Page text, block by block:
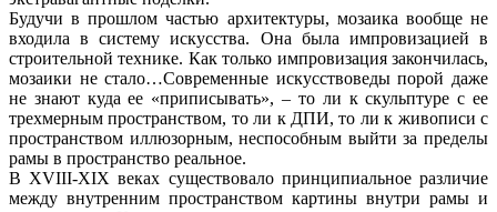
Будучи в прошлом частью архитектуры, мозаика вообще не
входила в систему искусства. Она была импровизацией в
строительной технике. Как только импровизация закончилась,
мозаики не стало…Современные искусствоведы порой даже
не знают куда ее «приписывать», – то ли к скульптуре с ее
трехмерным пространством, то ли к ДПИ, то ли к живописи с
пространством иллюзорным, неспособным выйти за пределы
рамы в пространство реальное.
В XVIII-ХIХ веках существовало принципиальное различие
между внутренним пространством картины внутри рамы и